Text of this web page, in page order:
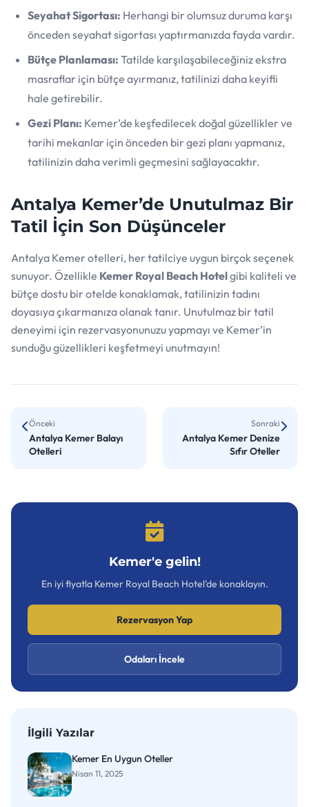
Seyahat Sigortası: Herhangi bir olumsuz duruma karşı
önceden seyahat sigortası yaptırmanızda fayda vardır.
Bütçe Planlaması: Tatilde karşılaşabileceğiniz ekstra
masraflar için bütçe ayırmanız, tatilinizi daha keyifli
hale getirebilir.
Gezi Planı: Kemer’de keşfedilecek doğal güzellikler ve
tarihi mekanlar için önceden bir gezi planı yapmanız,
tatilinizin daha verimli geçmesini sağlayacaktır.
Antalya Kemer’de Unutulmaz Bir
Tatil İçin Son Düşünceler
Antalya Kemer otelleri, her tatilciye uygun birçok seçenek
sunuyor. Özellikle Kemer Royal Beach Hotelgibi kaliteli ve
bütçe dostu bir otelde konaklamak, tatilinizin tadını
doyasıya çıkarmanıza olanak tanır. Unutulmaz bir tatil
deneyimi için rezervasyonunuzu yapmayı ve Kemer’in
sunduğu güzellikleri keşfetmeyi unutmayın!
Önceki
Antalya Kemer Balayı
Otelleri
Sonraki
Antalya Kemer Denize
Sıfır Oteller
Kemer'e gelin!
En iyi fiyatla Kemer Royal Beach Hotel'de konaklayın.
Rezervasyon Yap
Odaları İncele
İlgili Yazılar
Kemer En Uygun Oteller
Nisan 11, 2025